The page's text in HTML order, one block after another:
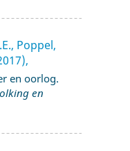
Poppel,
en oorlog.
en